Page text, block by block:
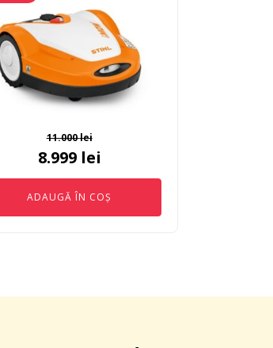
11.000lei
Prețul
inițial
a
8.999 lei
curent
este:
ADAUGĂ ÎN COȘ